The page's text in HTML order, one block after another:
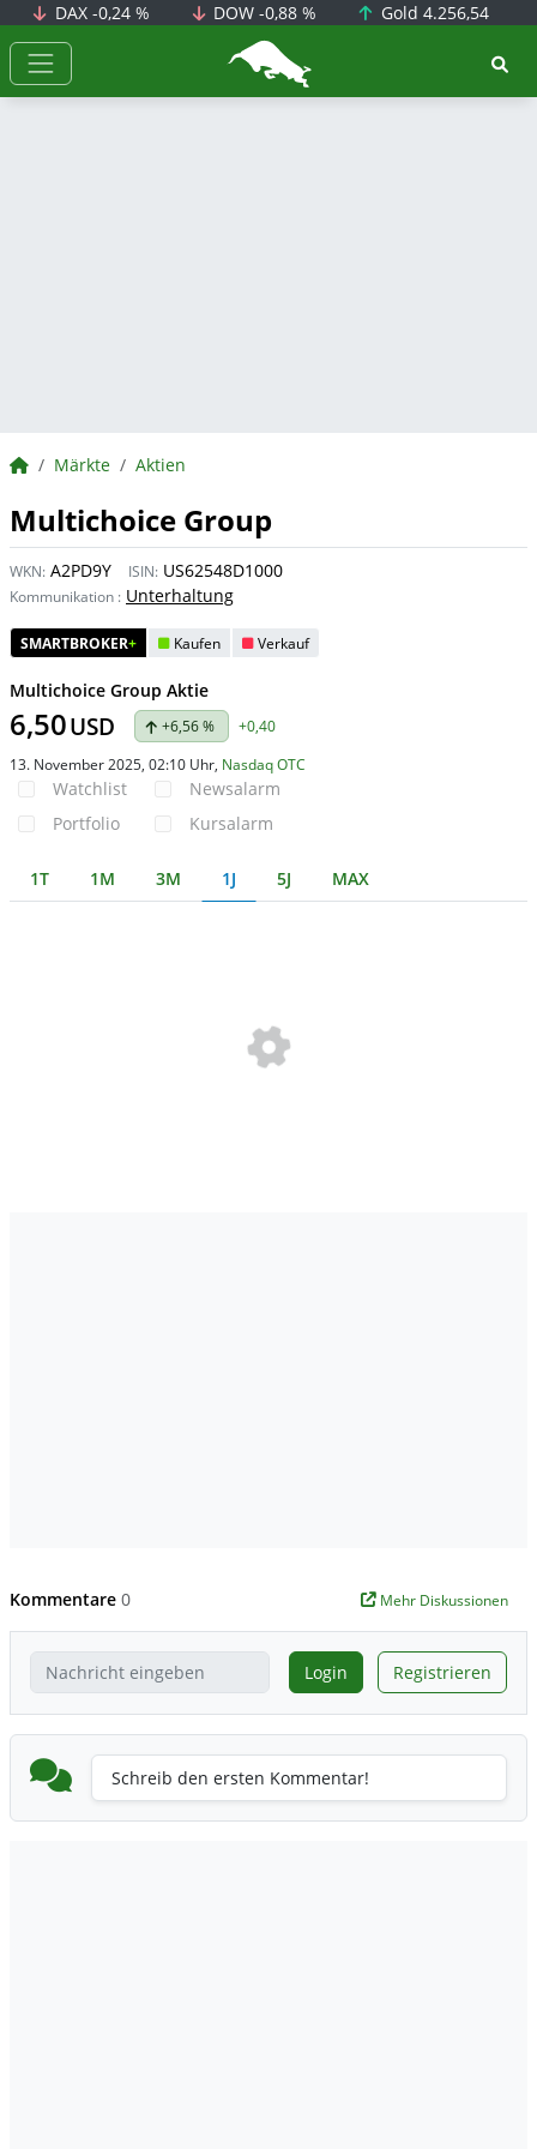
DAX -0,24 % DOW-0,88 % Gold 4.256,54
BörsenNEWS.de
BörsenNEWS.de
Märkte Aktien
Multichoice Group
WKN: A2PD9Y ISIN: US62548D1000
Kommunikation : Unterhaltung
SMARTBROKER+ Kaufen Verkauf
Multichoice Group Aktie
6,50USD +6,56 %
+0,40
13. November 2025, 02:10 Uhr, Nasdaq OTC
Watchlist
Portfolio
Newsalarm
Kursalarm
1T 1M 3M 1J 5J MAX
Kommentare 0 Mehr Diskussionen
Login Registrieren
Schreib den ersten Kommentar!